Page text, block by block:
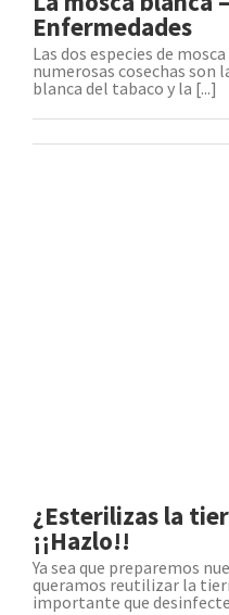
Enfermedades
Las dos especies de
numerosas cosechas son
blanca del tabaco y la [...]
¿Esterilizas la
¡¡Hazlo!!
Ya sea que preparemos
queramos reutilizar la
importante que